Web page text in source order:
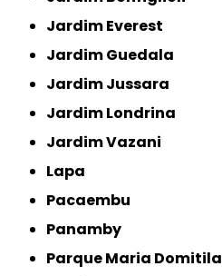
Jardim Everest
Jardim Guedala
Jardim Jussara
Jardim Londrina
Jardim Vazani
Lapa
Pacaembu
Panamby
Parque Maria Domitila